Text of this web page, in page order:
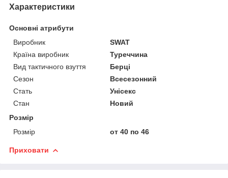
Характеристики
Основні атрибути
Виробник
SWAT
Країна виробник
Туреччина
Вид тактичного взуття
Берці
Сезон
Всесезонний
Стать
Унісекс
Стан
Новий
Розмір
Розмір
от 40 по 46
Приховати